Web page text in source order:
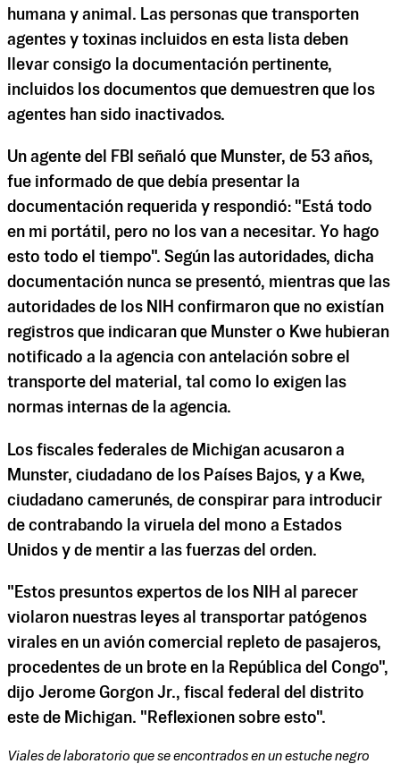
humana y animal. Las personas que transporten
agentes y toxinas incluidos en esta lista deben
llevar consigo la documentación pertinente,
incluidos los documentos que demuestren que los
agentes han sido inactivados.
Un agente del FBI señaló que Munster, de 53 años,
fue informado de que debía presentar la
documentación requerida y respondió: "Está todo
en mi portátil, pero no los van a necesitar. Yo hago
esto todo el tiempo". Según las autoridades, dicha
documentación nunca se presentó, mientras que las
autoridades de los NIH confirmaron que no existían
registros que indicaran que Munster o Kwe hubieran
notificado a la agencia con antelación sobre el
transporte del material, tal como lo exigen las
normas internas de la agencia.
Los fiscales federales de Michigan acusaron a
Munster, ciudadano de los Países Bajos, y a Kwe,
ciudadano camerunés, de conspirar para introducir
de contrabando la viruela del mono a Estados
Unidos y de mentir a las fuerzas del orden.
"Estos presuntos expertos de los NIH al parecer
violaron nuestras leyes al transportar patógenos
virales en un avión comercial repleto de pasajeros,
procedentes de un brote en la República del Congo",
dijo Jerome Gorgon Jr., fiscal federal del distrito
este de Michigan. "Reflexionen sobre esto".
Viales de laboratorio que se encontrados en un estuche negro